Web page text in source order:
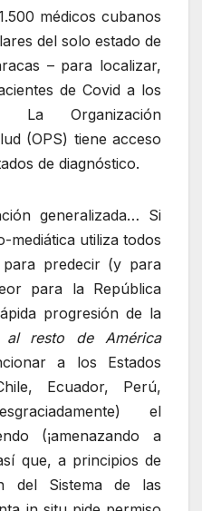
médicos cubanos
del solo estado de
– para localizar,
de Covid a los
Organización
(OPS) tiene acceso
de diagnóstico.
generalizada… Si
mediática utiliza todos
para predecir (y para
para la República
progresión de la
al resto de América
a los Estados
Ecuador, Perú,
el
(¡amenazando a
que, a principios de
del Sistema de las